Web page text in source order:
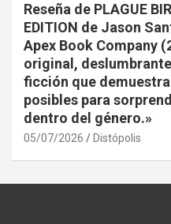
Reseña de PLAGUE
EDITION de Jason
Apex Book Company
original,
ficción que
posibles para
dentro del género.»
05/07/2026 Distópolis